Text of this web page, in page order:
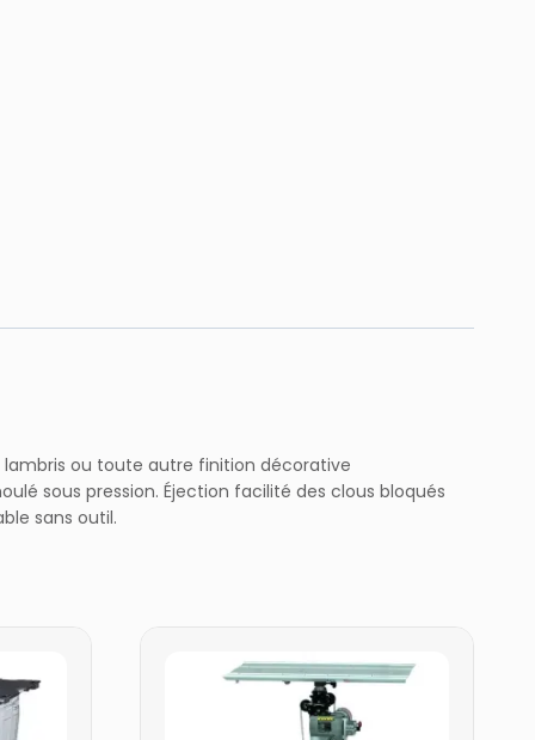
lambris ou toute autre finition décorative
sous pression. Éjection facilité des clous bloqués
sans outil.